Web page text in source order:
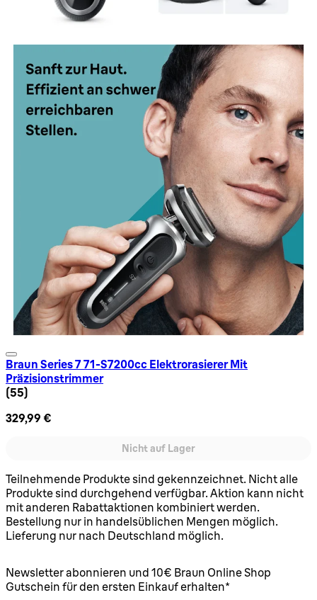
Braun Series 7 71-S7200cc Elektrorasierer Mit
Präzisionstrimmer
4.47 Sternbewertung basierend auf 55 Bewertungen
(55)
329,99 €
Nicht auf Lager
Teilnehmende Produkte sind gekennzeichnet. Nicht alle
Produkte sind durchgehend verfügbar. Aktion kann nicht
mit anderen Rabattaktionen kombiniert werden.
Bestellung nur in handelsüblichen Mengen möglich.
Lieferung nur nach Deutschland möglich.
Newsletter abonnieren und 10€ Braun Online Shop
Gutschein für den ersten Einkauf erhalten*